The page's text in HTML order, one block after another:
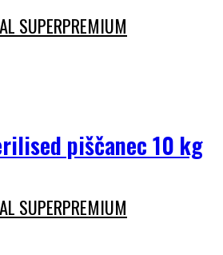
SUPERPREMIUM
piščanec 10 kg
SUPERPREMIUM